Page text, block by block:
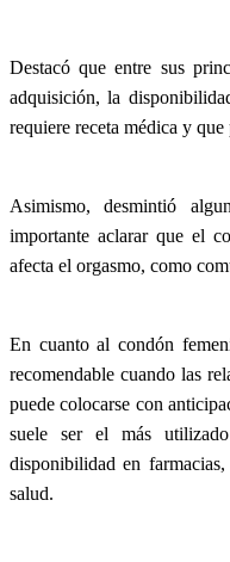
Destacó que entre sus
adquisición, la
requiere receta médica y
Asimismo, desmintió
importante aclarar que el
afecta el orgasmo, como
En cuanto al condón
recomendable cuando las
puede colocarse con
suele ser el más
disponibilidad en
salud.